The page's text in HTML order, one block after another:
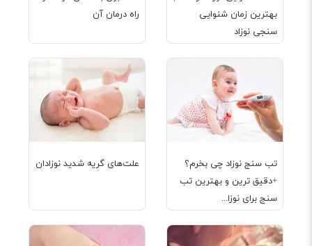
راه درمان آن
بهترین زمان شنوایی
سنجی نوزاد
علت‌های گریه شدید نوزادان
تب سنج نوزاد چی بخرم؟
+دقیق ترین و بهترین تب
سنج برای نوزا...